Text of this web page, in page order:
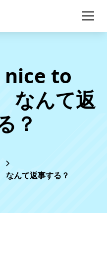
nice to
なんて返
？
んて返事する？